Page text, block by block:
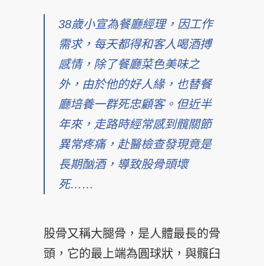
38歲小宣為餐廳經理，因工作
需求，每天都得和客人喝酒搏
感情，除了餐廳菜色美味之
外，由於他的好人緣，也替餐
廳培養一群死忠顧客。但近半
年來，走路時經常感到髖關節
異常疼痛，赴醫檢查發現竟是
長期酗酒，導致股骨頭壞
死……
股骨又稱大腿骨，是人體最長的骨
頭，它的最上端為圓球狀 ，與髖臼